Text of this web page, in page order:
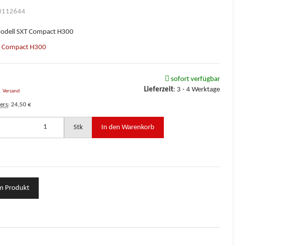
SXT Compact H300
Compact H300
Versand
: 24,50 €
sofort verfügbar
Lieferzeit: 3 - 4 Werktage
Stk In den Warenkorb
Produkt